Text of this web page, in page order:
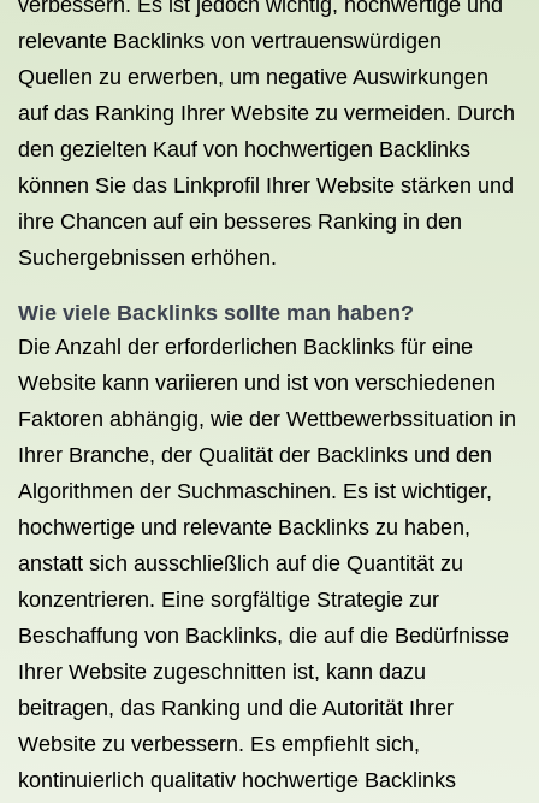
verbessern. Es ist jedoch wichtig, hochwertige und
relevante Backlinks von vertrauenswürdigen
Quellen zu erwerben, um negative Auswirkungen
auf das Ranking Ihrer Website zu vermeiden. Durch
den gezielten Kauf von hochwertigen Backlinks
können Sie das Linkprofil Ihrer Website stärken und
ihre Chancen auf ein besseres Ranking in den
Suchergebnissen erhöhen.
Wie viele Backlinks sollte man haben?
Die Anzahl der erforderlichen Backlinks für eine
Website kann variieren und ist von verschiedenen
Faktoren abhängig, wie der Wettbewerbssituation in
Ihrer Branche, der Qualität der Backlinks und den
Algorithmen der Suchmaschinen. Es ist wichtiger,
hochwertige und relevante Backlinks zu haben,
anstatt sich ausschließlich auf die Quantität zu
konzentrieren. Eine sorgfältige Strategie zur
Beschaffung von Backlinks, die auf die Bedürfnisse
Ihrer Website zugeschnitten ist, kann dazu
beitragen, das Ranking und die Autorität Ihrer
Website zu verbessern. Es empfiehlt sich,
kontinuierlich qualitativ hochwertige Backlinks